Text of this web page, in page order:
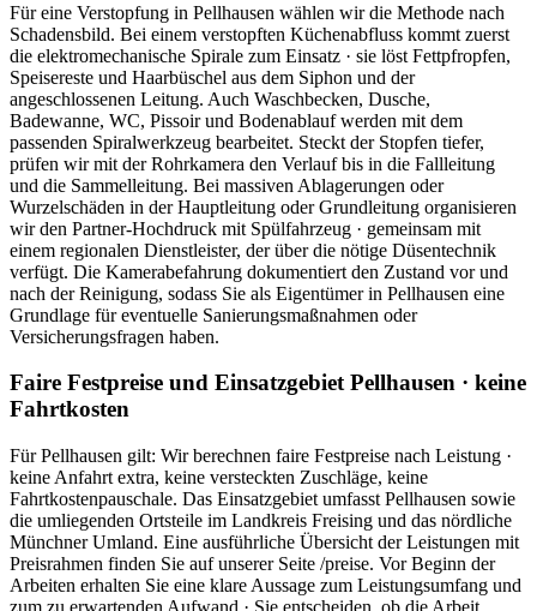
Für eine Verstopfung in Pellhausen wählen wir die Methode nach
Schadensbild. Bei einem verstopften Küchenabfluss kommt zuerst
die elektromechanische Spirale zum Einsatz · sie löst Fettpfropfen,
Speisereste und Haarbüschel aus dem Siphon und der
angeschlossenen Leitung. Auch Waschbecken, Dusche,
Badewanne, WC, Pissoir und Bodenablauf werden mit dem
passenden Spiralwerkzeug bearbeitet. Steckt der Stopfen tiefer,
prüfen wir mit der Rohrkamera den Verlauf bis in die Fallleitung
und die Sammelleitung. Bei massiven Ablagerungen oder
Wurzelschäden in der Hauptleitung oder Grundleitung organisieren
wir den Partner-Hochdruck mit Spülfahrzeug · gemeinsam mit
einem regionalen Dienstleister, der über die nötige Düsentechnik
verfügt. Die Kamerabefahrung dokumentiert den Zustand vor und
nach der Reinigung, sodass Sie als Eigentümer in Pellhausen eine
Grundlage für eventuelle Sanierungsmaßnahmen oder
Versicherungsfragen haben.
Faire Festpreise und Einsatzgebiet Pellhausen · keine
Fahrtkosten
Für Pellhausen gilt: Wir berechnen faire Festpreise nach Leistung ·
keine Anfahrt extra, keine versteckten Zuschläge, keine
Fahrtkostenpauschale. Das Einsatzgebiet umfasst Pellhausen sowie
die umliegenden Ortsteile im Landkreis Freising und das nördliche
Münchner Umland. Eine ausführliche Übersicht der Leistungen mit
Preisrahmen finden Sie auf unserer Seite /preise. Vor Beginn der
Arbeiten erhalten Sie eine klare Aussage zum Leistungsumfang und
zum zu erwartenden Aufwand · Sie entscheiden, ob die Arbeit